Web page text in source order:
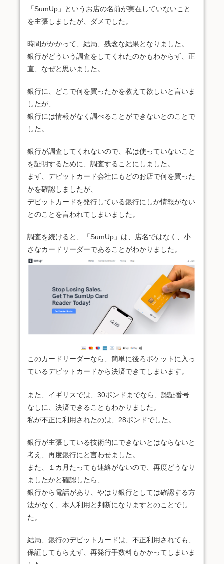
「SumUp」というお店の名前が実在していないこと
を主張しましたが、ダメでした。
時間がかかって、結局、残念な結果となりました。
銀行がどういう調査をしてくれたのかもわからず、正
直、なぜと思いました。
銀行に、どこで何を買ったかを教えて欲しいと言いま
したが、
銀行には情報がなく調べることができないとのことで
した。
銀行が調査してくれないので、私は使っていないこと
を証明するために、調査することにしました。
まず、デビットカード会社にもどのお店で何を買った
かを確認しましたが、
デビットカードを発行している銀行にしか情報がない
とのことを言われてしまいました。
調査を続けると、「SumUp」は、店名ではなく、小
さなカードリーダーであることがわかりました。
このカードリーダーなら、簡単に後ろポケットに入っ
ているデビットカードから決済できてしまいます。
また、イギリスでは、30ポンドまでなら、認証番号
なしに、決済できることもわかりました。
私が不正に利用されたのは、28ポンドでした。
銀行が主張している技術的にできないとはならないと
考え、再度銀行にと言わせました。
また、１カ月たっても連絡がないので、再度どうなり
ましたかと確認したら、
銀行から電話があり、やはり銀行としては確認する方
法がなく、本人利用と判断になりますとのことでし
た。
結局、銀行のデビットカードは、不正利用されても、
保証してもらえず、再発行手数料もかかってしまいま